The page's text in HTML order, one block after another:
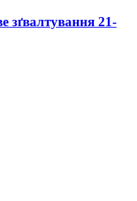
зґвалтування 21-